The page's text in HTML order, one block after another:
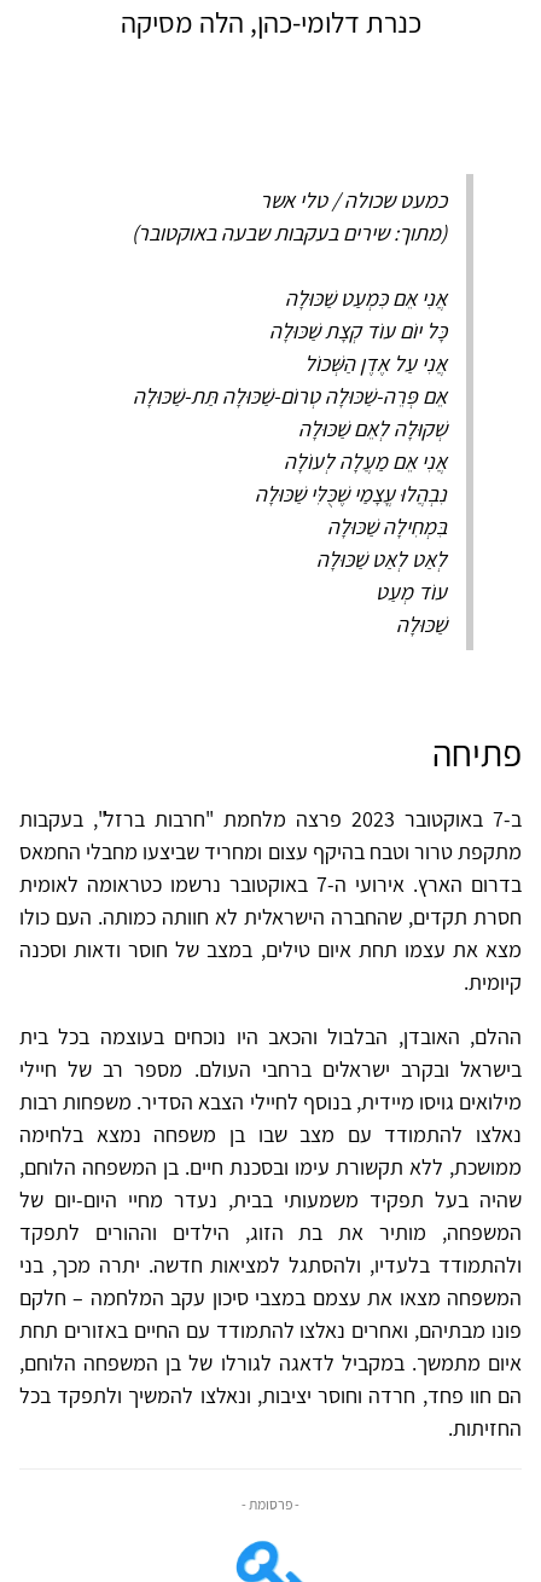
כנרת דלומי-כהן, הלה מסיקה
כמעט שכולה / טלי אשר
(מתוך: שירים בעקבות שבעה באוקטובר)
אֲנִי אֵם כִּמְעַט שַׁכּוּלָה
כָּל יוֹם עוֹד קְצָת שַׁכּוּלָה
אֲנִי עַל אֶדֶן הַשְּׁכוֹל
אֵם פְּרֵה-שַׁכּוּלָה טְרוֹם-שַׁכּוּלָה תַּת-שַׁכּוּלָה
שְׁקוּלָה לְאֵם שַׁכּוּלָה
אֲנִי אֵם מַעֲלָה לְעוֹלָה
נִבְהֲלוּ עֳצָמַי שֶׁכֻּלִּי שַׁכּוּלָה
בִּמְחִילָה שַׁכּוּלָה
לְאַט לְאַט שַׁכּוּלָה
עוֹד מְעַט
שַׁכּוּלָה
פתיחה
ב-7 באוקטובר 2023 פרצה מלחמת "חרבות ברזל", בעקבות
מתקפת טרור וטבח בהיקף עצום ומחריד שביצעו מחבלי החמאס
בדרום הארץ. אירועי ה-7 באוקטובר נרשמו כטראומה לאומית
חסרת תקדים, שהחברה הישראלית לא חוותה כמותה. העם כולו
מצא את עצמו תחת איום טילים, במצב של חוסר ודאות וסכנה
קיומית.
ההלם, האובדן, הבלבול והכאב היו נוכחים בעוצמה בכל בית
בישראל ובקרב ישראלים ברחבי העולם. מספר רב של חיילי
מילואים גויסו מיידית, בנוסף לחיילי הצבא הסדיר. משפחות רבות
נאלצו להתמודד עם מצב שבו בן משפחה נמצא בלחימה
ממושכת, ללא תקשורת עימו ובסכנת חיים. בן המשפחה הלוחם,
שהיה בעל תפקיד משמעותי בבית, נעדר מחיי היום-יום של
המשפחה, מותיר את בת הזוג, הילדים וההורים לתפקד
ולהתמודד בלעדיו, ולהסתגל למציאות חדשה. יתרה מכך, בני
המשפחה מצאו את עצמם במצבי סיכון עקב המלחמה – חלקם
פונו מבתיהם, ואחרים נאלצו להתמודד עם החיים באזורים תחת
איום מתמשך. במקביל לדאגה לגורלו של בן המשפחה הלוחם,
הם חוו פחד, חרדה וחוסר יציבות, ונאלצו להמשיך ולתפקד בכל
החזיתות.
- פרסומת -